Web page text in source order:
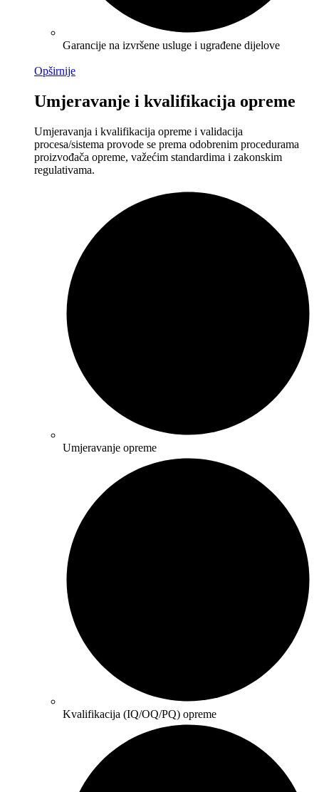
Garancije na izvršene usluge i ugrađene dijelove
Opširnije
Umjeravanje i kvalifikacija opreme
Umjeravanja i kvalifikacija opreme i validacija
procesa/sistema provode se prema odobrenim procedurama
proizvođača opreme, važećim standardima i zakonskim
regulativama.
Umjeravanje opreme
Kvalifikacija (IQ/OQ/PQ) opreme